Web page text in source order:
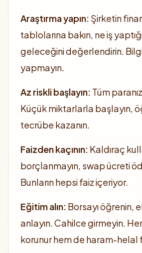
Araştırma yapın: Şirketin
tablolarına bakın, ne iş
geleceğini değerlendirin.
yapmayın.
Az riskli başlayın: Tüm
Küçük miktarlarla başlayın,
tecrübe kazanın.
Faizden kaçının: Kaldıraç
borçlanmayın, swap ücreti
Bunların hepsi faiz içeriyor.
Eğitim alın: Borsayı öğrenin,
anlayın. Cahilce girmeyin.
korunur hem de haram-helal